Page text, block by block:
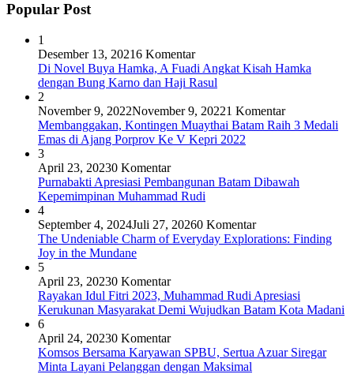
Popular Post
1
Desember 13, 20216 Komentar
Di Novel Buya Hamka, A Fuadi Angkat Kisah Hamka
dengan Bung Karno dan Haji Rasul
2
November 9, 2022November 9, 20221 Komentar
Membanggakan, Kontingen Muaythai Batam Raih 3 Medali
Emas di Ajang Porprov Ke V Kepri 2022
3
April 23, 20230 Komentar
Purnabakti Apresiasi Pembangunan Batam Dibawah
Kepemimpinan Muhammad Rudi
4
September 4, 2024Juli 27, 20260 Komentar
The Undeniable Charm of Everyday Explorations: Finding
Joy in the Mundane
5
April 23, 20230 Komentar
Rayakan Idul Fitri 2023, Muhammad Rudi Apresiasi
Kerukunan Masyarakat Demi Wujudkan Batam Kota Madani
6
April 24, 20230 Komentar
Komsos Bersama Karyawan SPBU, Sertua Azuar Siregar
Minta Layani Pelanggan dengan Maksimal